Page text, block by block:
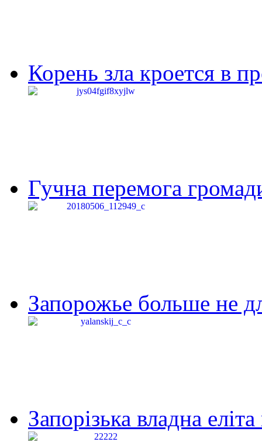
Корень зла кроется в
Гучна перемога
Запорожье больше не
Запорізька владна